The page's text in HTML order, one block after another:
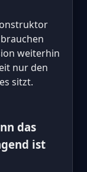
weiterhin
nur den
sitzt.
das
ist